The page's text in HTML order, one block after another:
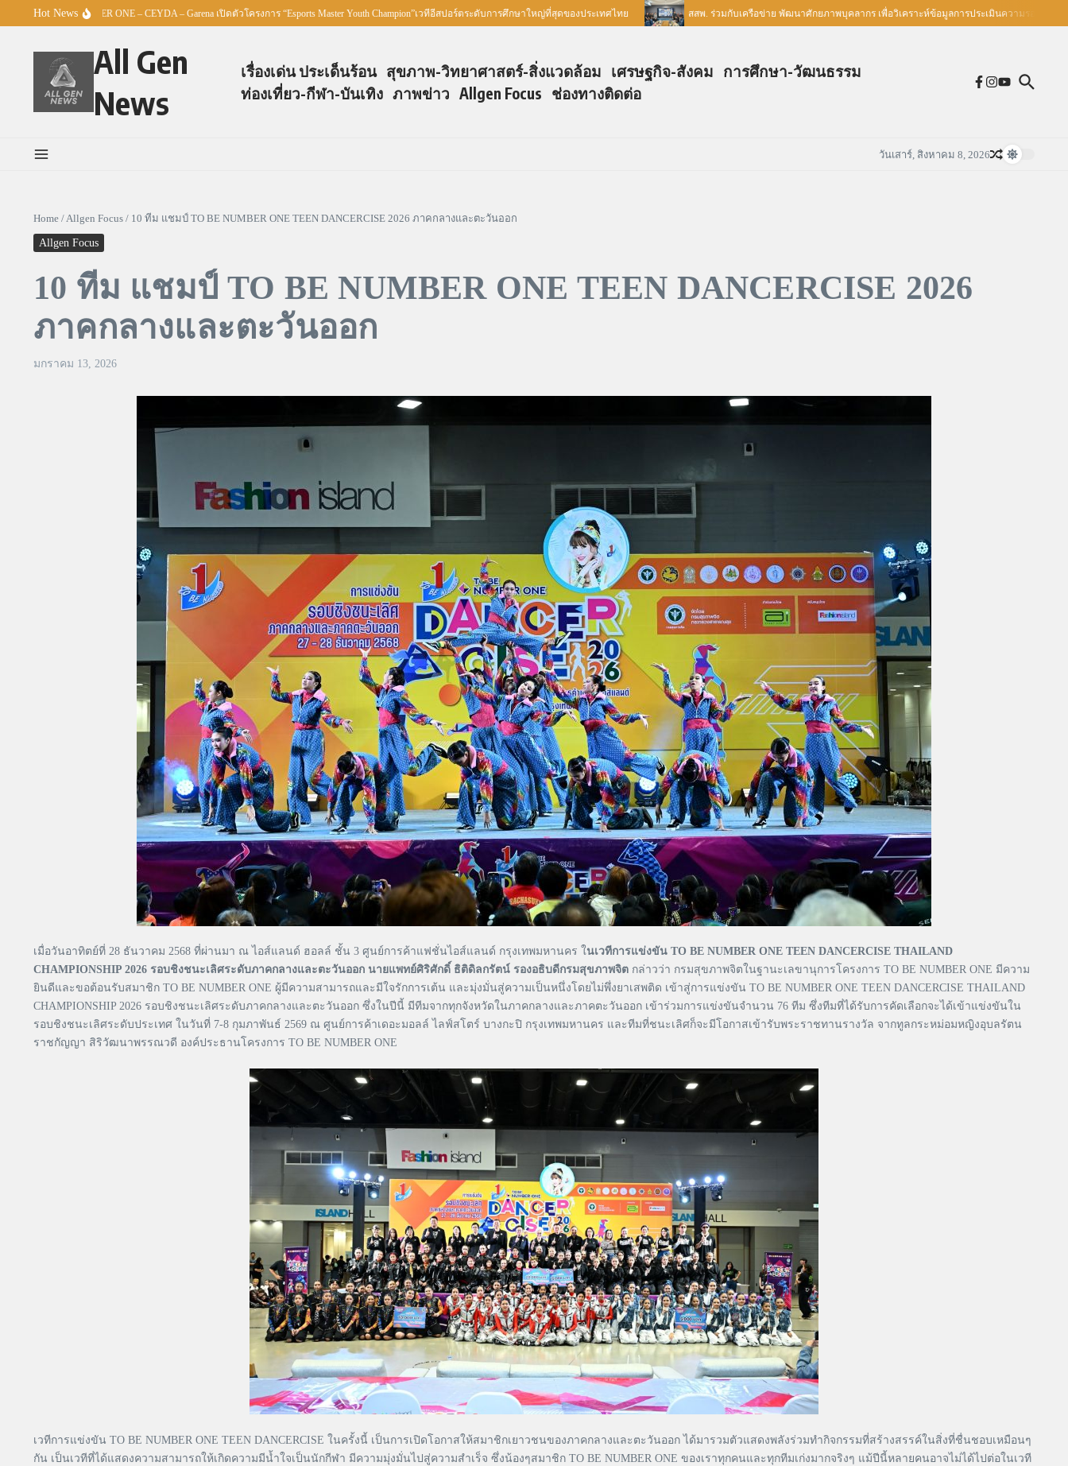
Skip to content
Hot News
TO BE NUMBER ONE – CEYDA – Garena เปิดตัวโครงการ “Esports Master Youth Champion”เวทีอีสปอร์ตระดับการศึกษาใหญ่ที่สุดของประเทศไทย สสพ. ร่วมกับเครือข่าย พัฒนาศักยภาพบุคลากร เพื่อวิเคราะห์ข้อมูลการประเมินความรอบรู้ด้านสุขภาพ
All Gen
News
เรื่องเด่น ประเด็นร้อน สุขภาพ-วิทยาศาสตร์-สิ่งแวดล้อม เศรษฐกิจ-สังคม การศึกษา-วัฒนธรรม
ท่องเที่ยว-กีฬา-บันเทิง ภาพข่าว Allgen Focus ช่องทางติดต่อ
วันเสาร์, สิงหาคม 8, 2026
Home /Allgen Focus / 10 ทีม แชมป์ TO BE NUMBER ONE TEEN DANCERCISE 2026 ภาคกลางและตะวันออก
Allgen Focus
10 ทีม แชมป์ TO BE NUMBER ONE TEEN DANCERCISE 2026
ภาคกลางและตะวันออก
มกราคม 13, 2026
เมื่อวันอาทิตย์ที่ 28 ธันวาคม 2568 ที่ผ่านมา ณ ไอส์แลนด์ ฮอลล์ ชั้น 3 ศูนย์การค้าแฟชั่นไอส์แลนด์ กรุงเทพมหานคร ในเวทีการแข่งขัน TO BE NUMBER ONE TEEN DANCERCISE THAILAND
CHAMPIONSHIP 2026 รอบชิงชนะเลิศระดับภาคกลางและตะวันออก นายแพทย์ศิริศักดิ์ ธิติดิลกรัตน์ รองอธิบดีกรมสุขภาพจิต กล่าวว่า กรมสุขภาพจิตในฐานะเลขานุการโครงการ TO BE NUMBER ONE มีความ
ยินดีและขอต้อนรับสมาชิก TO BE NUMBER ONE ผู้มีความสามารถและมีใจรักการเต้น และมุ่งมั่นสู่ความเป็นหนึ่งโดยไม่พึ่งยาเสพติด เข้าสู่การแข่งขัน TO BE NUMBER ONE TEEN DANCERCISE THAILAND
CHAMPIONSHIP 2026 รอบชิงชนะเลิศระดับภาคกลางและตะวันออก ซึ่งในปีนี้ มีทีมจากทุกจังหวัดในภาคกลางและภาคตะวันออก เข้าร่วมการแข่งขันจำนวน 76 ทีม ซึ่งทีมที่ได้รับการคัดเลือกจะได้เข้าแข่งขันใน
รอบชิงชนะเลิศระดับประเทศ ในวันที่ 7-8 กุมภาพันธ์ 2569 ณ ศูนย์การค้าเดอะมอลล์ ไลฟ์สโตร์ บางกะปิ กรุงเทพมหานคร และทีมที่ชนะเลิศก็จะมีโอกาสเข้ารับพระราชทานรางวัล จากทูลกระหม่อมหญิงอุบลรัตน
ราชกัญญา สิริวัฒนาพรรณวดี องค์ประธานโครงการ TO BE NUMBER ONE
เวทีการแข่งขัน TO BE NUMBER ONE TEEN DANCERCISE ในครั้งนี้ เป็นการเปิดโอกาสให้สมาชิกเยาวชนของภาคกลางและตะวันออก ได้มารวมตัวแสดงพลังร่วมทำกิจกรรมที่สร้างสรรค์ในสิ่งที่ชื่นชอบเหมือนๆ
กัน เป็นเวทีที่ได้แสดงความสามารถให้เกิดความมีน้ำใจเป็นนักกีฬา มีความมุ่งมั่นไปสู่ความสำเร็จ ซึ่งน้องๆสมาชิก TO BE NUMBER ONE ของเราทุกคนและทุกทีมเก่งมากจริงๆ แม้ปีนี้หลายคนอาจไม่ได้ไปต่อในเวที